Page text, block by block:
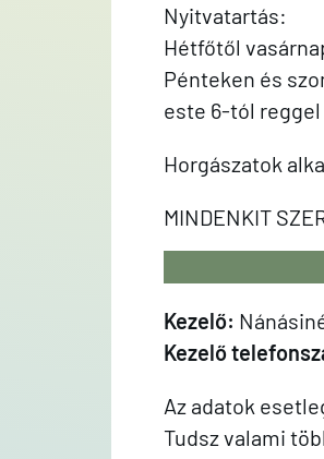
Nyitvatartás:
Hétfőtől
Pénteken és
este 6-tól
Horgászatok
MINDENKIT
Kezelő:
Kezelő
Az adatok
Tudsz valami